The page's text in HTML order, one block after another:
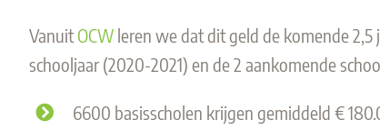
VanuitOCW leren we dat dit geld de komende
schooljaar (2020-2021) en de 2 aankomende
6600 basisscholen krijgen gemiddeld €